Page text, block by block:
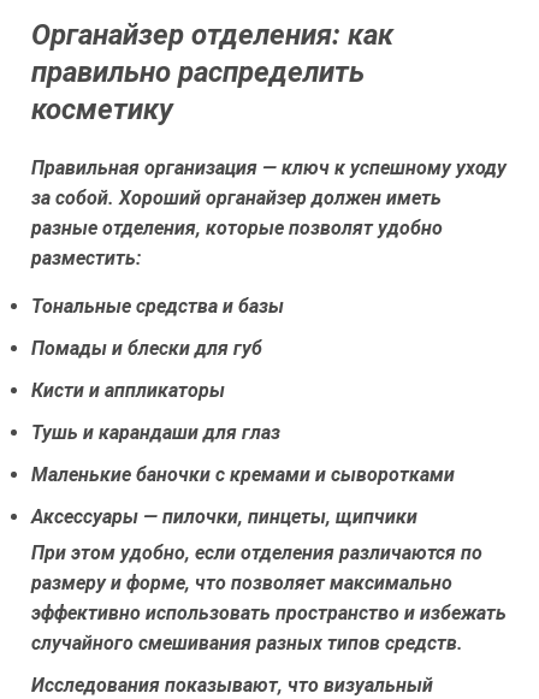
Органайзер отделения: как
правильно распределить
косметику
Правильная организация — ключ к успешному уходу
за собой. Хороший органайзер должен иметь
разные отделения, которые позволят удобно
разместить:
Тональные средства и базы
Помады и блески для губ
Кисти и аппликаторы
Тушь и карандаши для глаз
Маленькие баночки с кремами и сыворотками
Аксессуары — пилочки, пинцеты, щипчики
При этом удобно, если отделения различаются по
размеру и форме, что позволяет максимально
эффективно использовать пространство и избежать
случайного смешивания разных типов средств.
Исследования показывают, что визуальный